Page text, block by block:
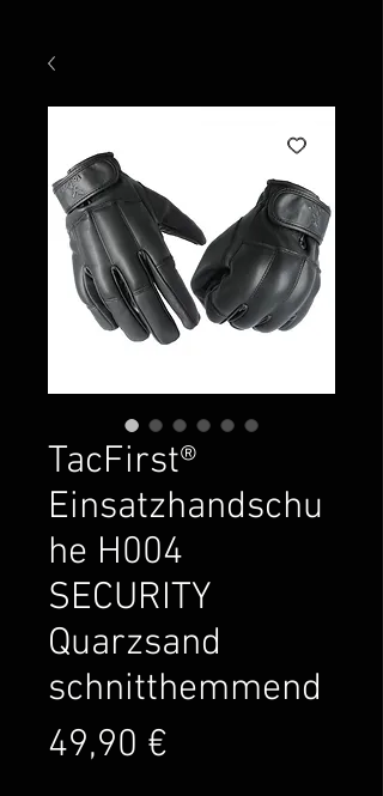
TacFirst®
Einsatzhandschu
he H004
SECURITY
Quarzsand
schnitthemmend
49,90 €